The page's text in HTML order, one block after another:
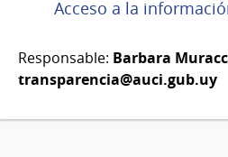
Acceso a la
Responsable: Barbara
transparencia@auci.gub.uy